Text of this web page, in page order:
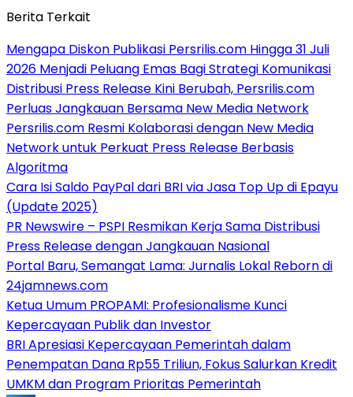
Berita Terkait
Mengapa Diskon Publikasi Persrilis.com Hingga 31 Juli
2026 Menjadi Peluang Emas Bagi Strategi Komunikasi
Distribusi Press Release Kini Berubah, Persrilis.com
Perluas Jangkauan Bersama New Media Network
Persrilis.com Resmi Kolaborasi dengan New Media
Network untuk Perkuat Press Release Berbasis
Algoritma
Cara Isi Saldo PayPal dari BRI via Jasa Top Up di Epayu
(Update 2025)
PR Newswire – PSPI Resmikan Kerja Sama Distribusi
Press Release dengan Jangkauan Nasional
Portal Baru, Semangat Lama: Jurnalis Lokal Reborn di
24jamnews.com
Ketua Umum PROPAMI: Profesionalisme Kunci
Kepercayaan Publik dan Investor
BRI Apresiasi Kepercayaan Pemerintah dalam
Penempatan Dana Rp55 Triliun, Fokus Salurkan Kredit
UMKM dan Program Prioritas Pemerintah